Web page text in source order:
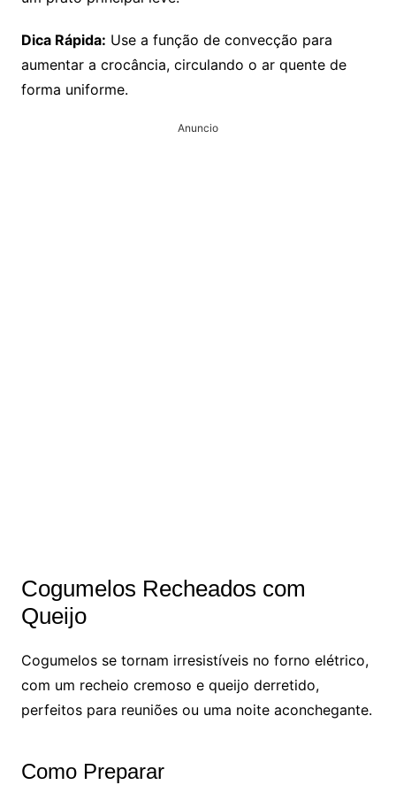
Dica Rápida: Use a função de convecção para
aumentar a crocância, circulando o ar quente de
forma uniforme.
Anuncio
Cogumelos Recheados com
Queijo
Cogumelos se tornam irresistíveis no forno elétrico,
com um recheio cremoso e queijo derretido,
perfeitos para reuniões ou uma noite aconchegante.
Como Preparar